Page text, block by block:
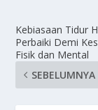
Kebiasaan Tidur
Perbaiki Demi
Fisik dan Mental
SEBELUMNYA